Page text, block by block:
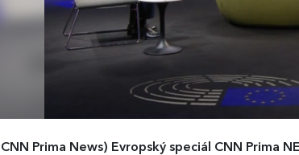
Prima News) Evropský speciál CNN Prima